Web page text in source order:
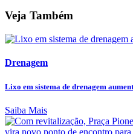
Veja Também
Drenagem
Lixo em sistema de drenagem
Saiba Mais